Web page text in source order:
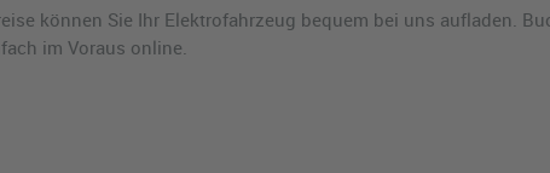
können Sie Ihr Elektrofahrzeug bequem bei uns aufladen.
im Voraus online.